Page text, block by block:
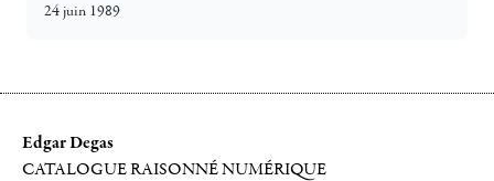
24 juin 1989
Edgar Degas
CATALOGUE RAISONNÉ NUMÉRIQUE